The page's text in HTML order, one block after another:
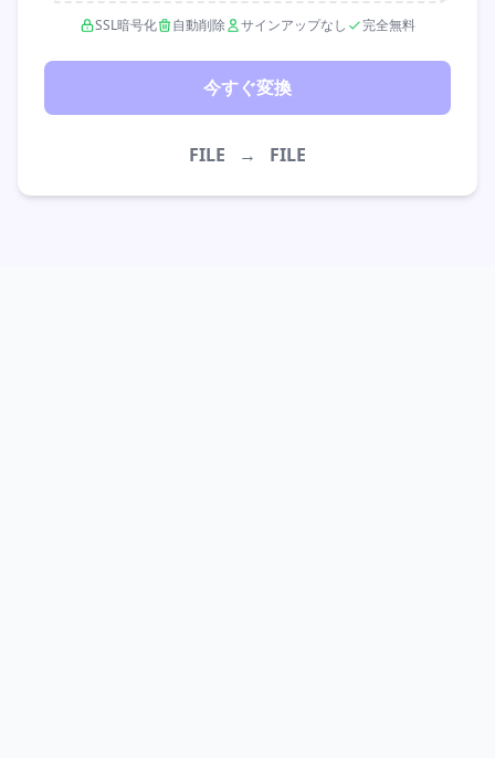
SSL暗号化 自動削除 サインアップなし 完全無料
今すぐ変換
FILE → FILE